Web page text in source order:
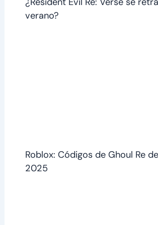
verano?
Roblox: Códigos de Ghoul Re
2025